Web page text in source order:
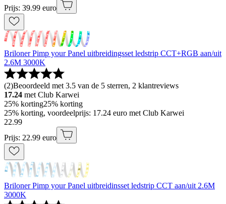
Prijs: 39.99 euro
Briloner Pimp your Panel uitbreidingsset ledstrip CCT+RGB aan/uit
2.6M 3000K
(2)Beoordeeld met 3.5 van de 5 sterren, 2 klantreviews
17.24 met Club Karwei
25% korting25% korting
25% korting, voordeelprijs: 17.24 euro met Club Karwei
22.99
Prijs: 22.99 euro
Briloner Pimp your Panel uitbreidinsset ledstrip CCT aan/uit 2.6M
3000K